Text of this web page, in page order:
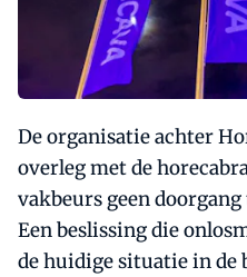
De organisatie achter
overleg met de
vakbeurs geen
Een beslissing die
de huidige situatie in de